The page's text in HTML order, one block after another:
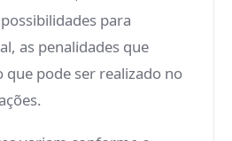
para
as penalidades que
que pode ser realizado no